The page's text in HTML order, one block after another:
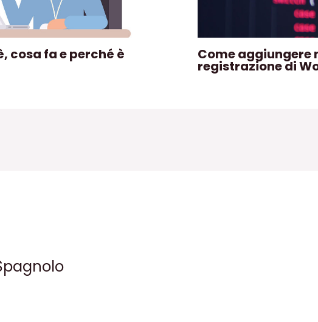
cosa fa e perché è Come aggiungere
registrazione di